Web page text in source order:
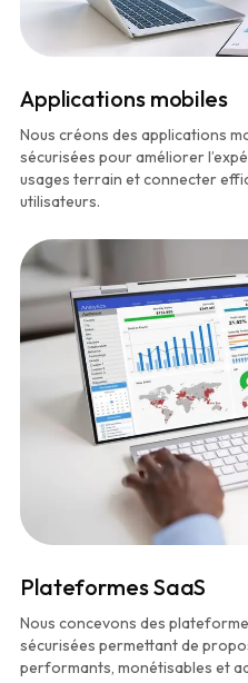
Applications mobiles
Nous créons des applications
sécurisées pour améliorer
usages terrain et connecter
utilisateurs.
Plateformes SaaS
Nous concevons des
sécurisées permettant de
performants, monétisables et